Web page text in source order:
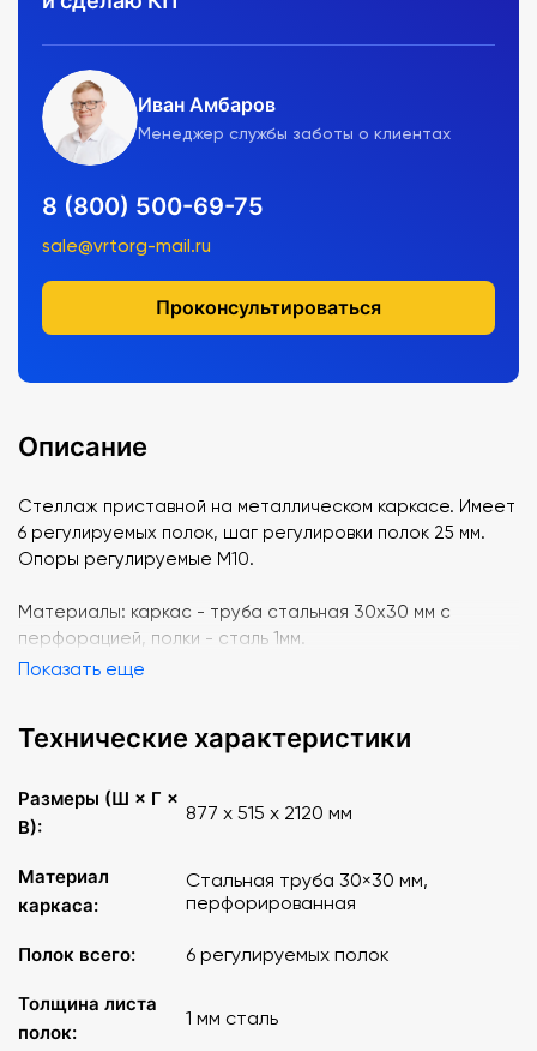
Иван Амбаров
Менеджер службы заботы о клиентах
8 (800) 500-69-75
sale@vrtorg-mail.ru
Проконсультироваться
Описание
Стеллаж приставной на металлическом каркасе. Имеет
6 регулируемых полок, шаг регулировки полок 25 мм.
Опоры регулируемые М10.
Материалы: каркас - труба стальная 30х30 мм с
перфорацией, полки - сталь 1мм.
Показать еще
Технические характеристики
Размеры (Ш × Г ×
В):
877 х 515 х 2120 мм
Материал
каркаса:
Стальная труба 30×30 мм,
перфорированная
Полок всего: 6 регулируемых полок
Толщина листа
полок:
1 мм сталь